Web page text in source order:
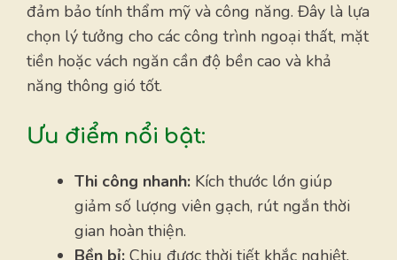
đảm bảo tính thẩm mỹ và công năng. Đây là lựa
chọn lý tưởng cho các công trình ngoại thất, mặt
tiền hoặc vách ngăn cần độ bền cao và khả
năng thông gió tốt.
Ưu điểm nổi bật:
Thi công nhanh: Kích thước lớn giúp
giảm số lượng viên gạch, rút ngắn thời
gian hoàn thiện.
Bền bỉ: Chịu được thời tiết khắc nghiệt,